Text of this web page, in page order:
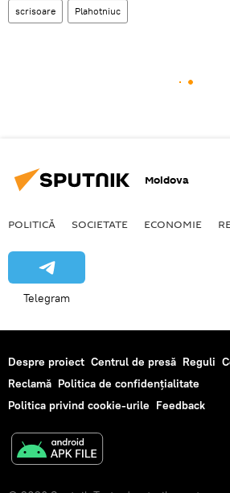
scrisoare Plahotniuc
Moldova
POLITICĂ SOCIETATE ECONOMIE
Telegram
Despre proiect Centrul de presă Reguli
Reclamă Politica de confidențialitate
Politica privind cookie-urile Feedback